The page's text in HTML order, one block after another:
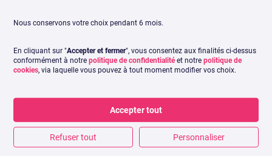
Nous conservons votre choix pendant 6 mois.
En cliquant sur "Accepter et fermer", vous consentez aux finalités ci-dessus
conformément à notre politique de confidentialitéet notre politique de
cookies, via laquelle vous pouvez à tout moment modifier vos choix.
Accepter tout
Refuser tout Personnaliser